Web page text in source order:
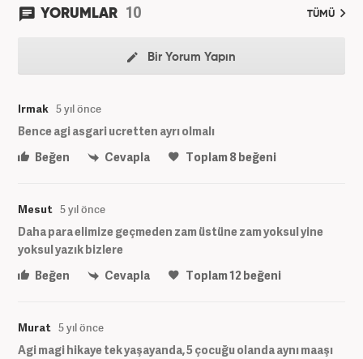
YORUMLAR 10 TÜMÜ
Bir Yorum Yapın
Irmak 5 yıl önce
Bence agi asgari ucretten ayrı olmalı
Beğen
Cevapla Toplam8beğeni
Mesut 5 yıl önce
Daha para elimize geçmeden zam üstüne zam yoksul yine
yoksul yazık bizlere
Beğen
Cevapla Toplam12beğeni
Murat 5 yıl önce
Agi magi hikaye tek yaşayanda, 5 çocuğu olanda aynı maaşı